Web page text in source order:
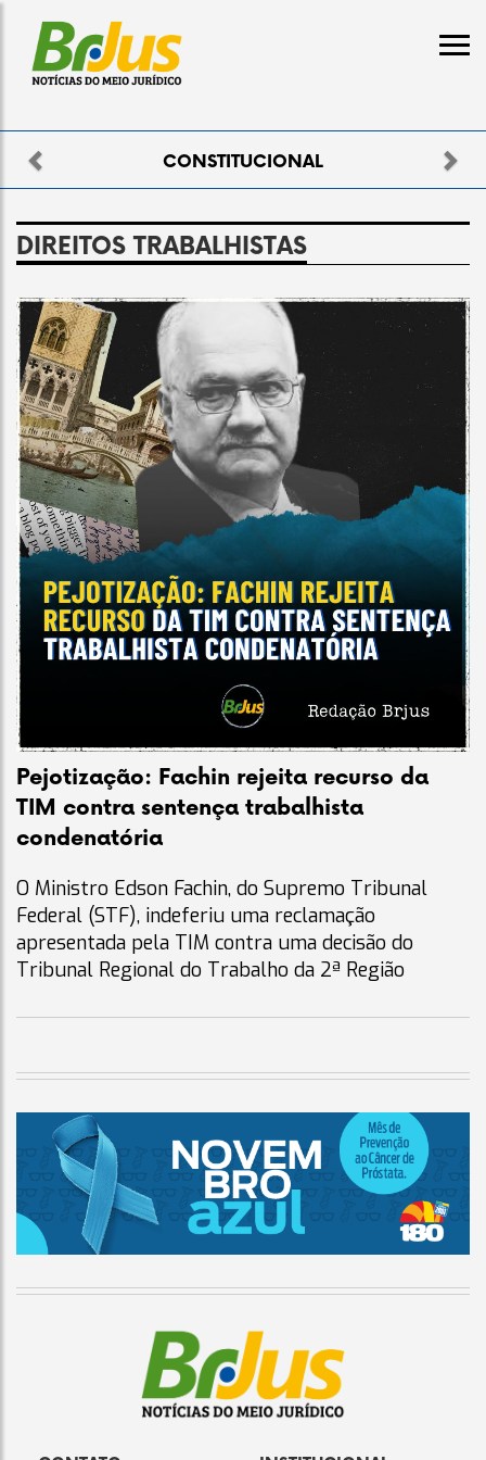
CONSTITUCIONAL
Previous
DIREITOS TRABALHISTAS
Pejotização: Fachin rejeita recurso da
TIM contra sentença trabalhista
condenatória
O Ministro Edson Fachin, do Supremo Tribunal
Federal (STF), indeferiu uma reclamação
apresentada pela TIM contra uma decisão do
Tribunal Regional do Trabalho da 2ª Região